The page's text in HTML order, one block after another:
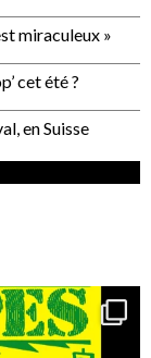
miraculeux »
cet été ?
en Suisse